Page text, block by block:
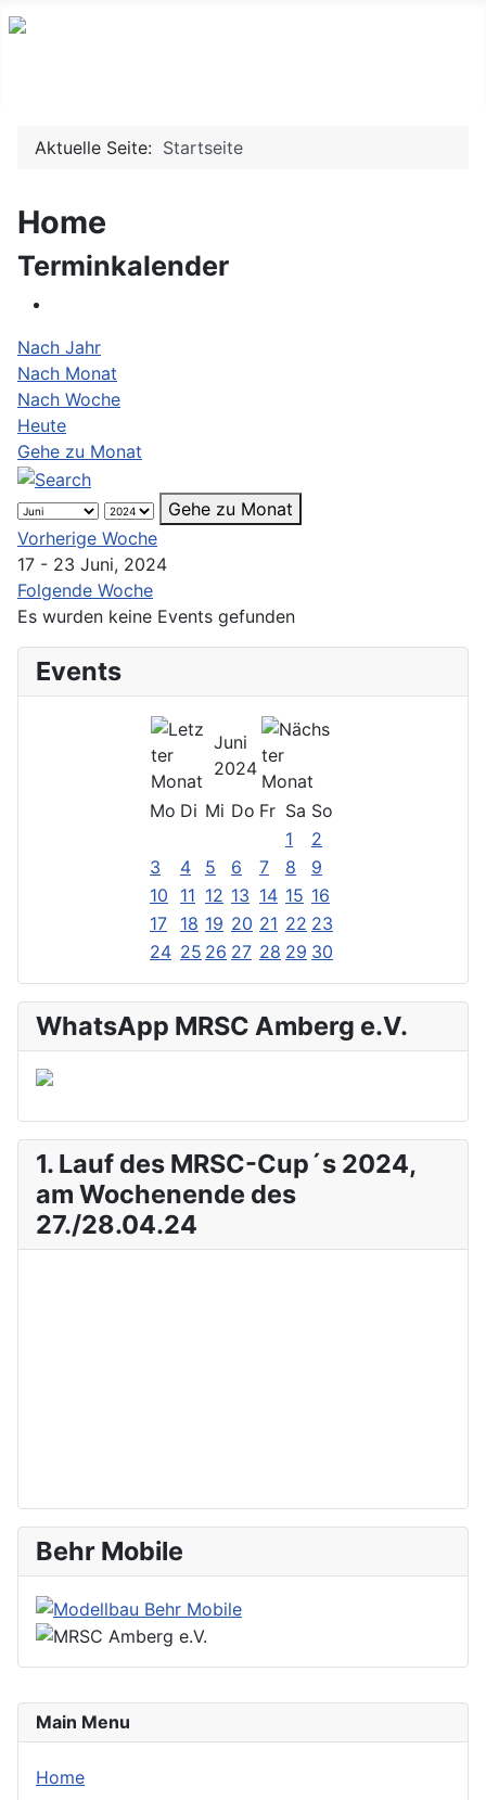
Main Menu
Home
Aktuelle Seite: Startseite
Home
Terminkalender
Nach Jahr
Nach Monat
Nach Woche
Heute
Gehe zu Monat
Gehe zu Monat
Vorherige Woche
17 - 23 Juni, 2024
Folgende Woche
Es wurden keine Events gefunden
Events
Juni
2024
Mo Di Mi Do Fr Sa So
1
2
3
4 5 6 7 8
9
10
11 12 13 14 15 16
17
18 19 20 21 22 23
24 25 26 27 28 29 30
WhatsApp MRSC Amberg e.V.
1. Lauf des MRSC-Cup´s 2024,
am Wochenende des
27./28.04.24
Behr Mobile